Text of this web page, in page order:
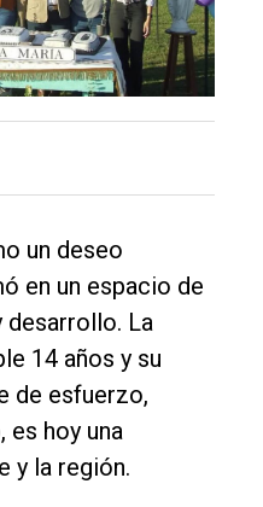
un deseo
en un espacio de
La
14 años y su
de esfuerzo,
es hoy una
y la región.